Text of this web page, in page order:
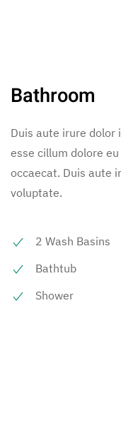
Bathroom
Duis aute irure
esse cillum dolore
occaecat. Duis aute
voluptate.
2 Wash Basins
Bathtub
Shower